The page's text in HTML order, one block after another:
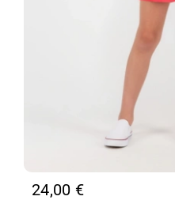
24,00 €